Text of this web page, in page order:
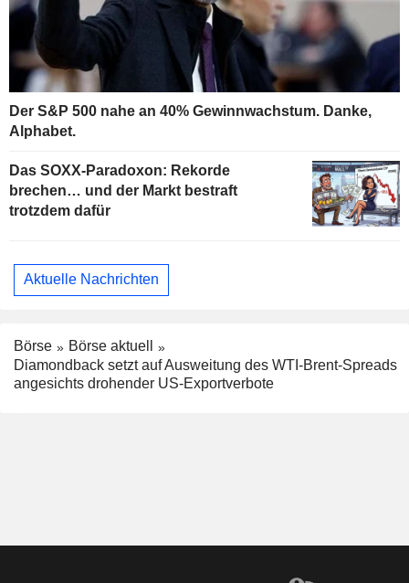
Der S&P 500 nahe an 40% Gewinnwachstum. Danke,
Alphabet.
Das SOXX-Paradoxon: Rekorde
brechen… und der Markt bestraft
trotzdem dafür
Aktuelle Nachrichten
Börse
Börse aktuell
Diamondback setzt auf Ausweitung des WTI-Brent-Spreads
angesichts drohender US-Exportverbote